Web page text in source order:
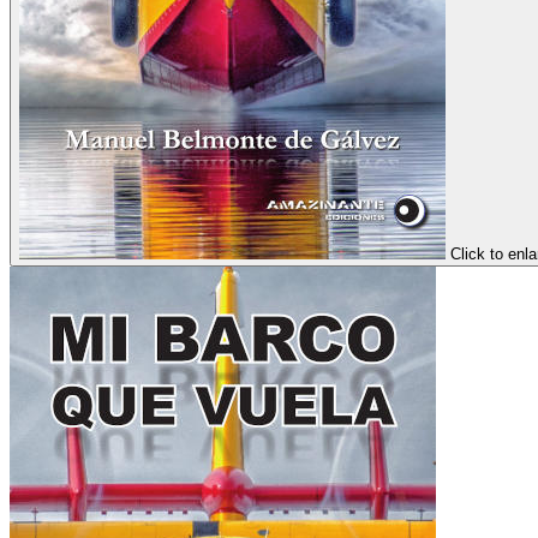
Click to